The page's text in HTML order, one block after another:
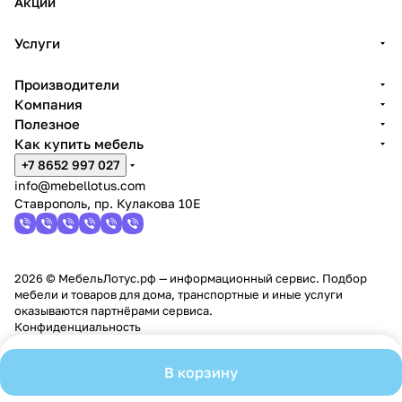
В корзину
Услуги
Производители
Компания
Полезное
Как купить мебель
+7 8652 997 027
info@mebellotus.com
Ставрополь, пр. Кулакова 10Е
2026 © МебельЛотус.рф — информационный сервис. Подбор
мебели и товаров для дома, транспортные и иные услуги
оказываются партнёрами сервиса.
Конфиденциальность